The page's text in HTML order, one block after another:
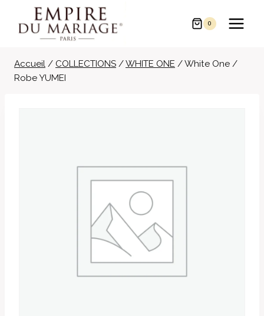
contenu
0
Accueil / COLLECTIONS /WHITE ONE /White One /
Robe YUMEI